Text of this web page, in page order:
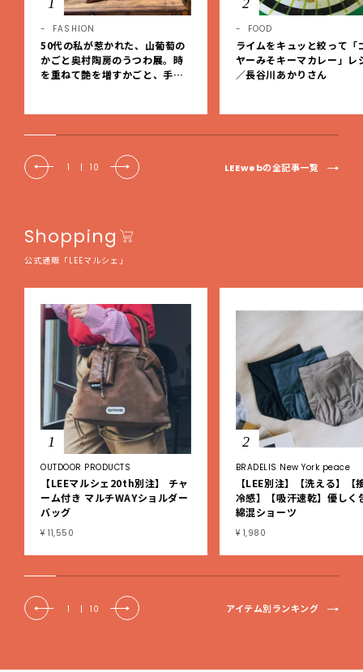
FASHION
50代の私が惹かれた、山葡萄の
かごと奥村陶房のうつわ展。時
を重ねて艶を増すかごと、手仕
FOOD
ライムをキュッと絞って「
ヤーみそキーマカレー」レ
／長谷川あかりさん
1 | 10 LEEwebの全記事一覧
Shopping
公式通販「LEEマルシェ」
1
OUTDOOR PRODUCTS
【LEEマルシェ20th別注】 チャ
ーム付き マルチWAYショルダー
バッグ
¥ 11,550
2
BRADELIS New York peace
【LEE別注】【洗える】【
冷感】【吸汗速乾】優しく
綿混ショーツ
¥ 1,980
1 | 10 アイテム別ランキング